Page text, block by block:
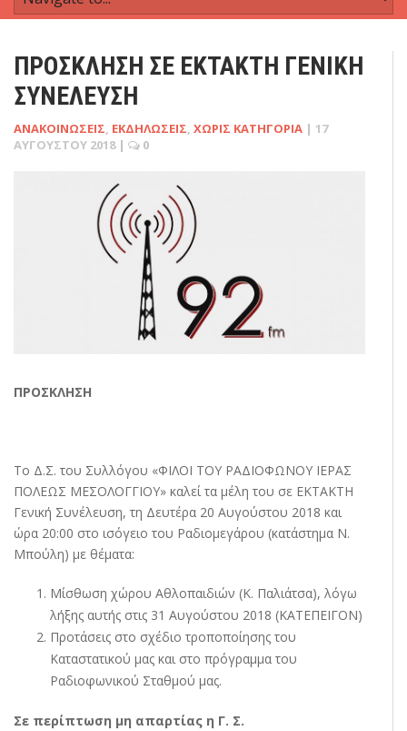
ΠΡΟΣΚΛΗΣΗ ΣΕ ΕΚΤΑΚΤΗ ΓΕΝΙΚΗ
ΣΥΝΕΛΕΥΣΗ
ΑΝΑΚΟΙΝΏΣΕΙΣ, ΕΚΔΗΛΏΣΕΙΣ, ΧΩΡΊΣ ΚΑΤΗΓΟΡΊΑ | 17
ΑΥΓΟΎΣΤΟΥ 2018 | 0
ΠΡΟΣΚΛΗΣΗ
Το Δ.Σ. του Συλλόγου «ΦΙΛΟΙ ΤΟΥ ΡΑΔΙΟΦΩΝΟΥ ΙΕΡΑΣ
ΠΟΛΕΩΣ ΜΕΣΟΛΟΓΓΙΟΥ» καλεί τα μέλη του σε ΕΚΤΑΚΤΗ
Γενική Συνέλευση, τη Δευτέρα 20 Αυγούστου 2018 και
ώρα 20:00 στο ισόγειο του Ραδιομεγάρου (κατάστημα Ν.
Μπούλη) με θέματα:
Μίσθωση χώρου Αθλοπαιδιών (Κ. Παλιάτσα), λόγω
λήξης αυτής στις 31 Αυγούστου 2018 (ΚΑΤΕΠΕΙΓΟΝ)
Προτάσεις στο σχέδιο τροποποίησης του
Καταστατικού μας και στο πρόγραμμα του
Ραδιοφωνικού Σταθμού μας.
Σε περίπτωση μη απαρτίας η Γ. Σ.